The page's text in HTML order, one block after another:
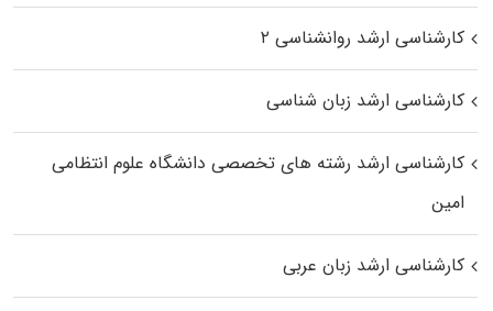
کارشناسی ارشد روانشناسی ۲
کارشناسی ارشد زبان شناسی
کارشناسی ارشد رﺷﺘﻪ ﻫﺎی تخصصی داﻧﺸﮕﺎه ﻋﻠﻮم انتظامی
اﻣﻴﻦ
کارشناسی ارشد زبان عربی